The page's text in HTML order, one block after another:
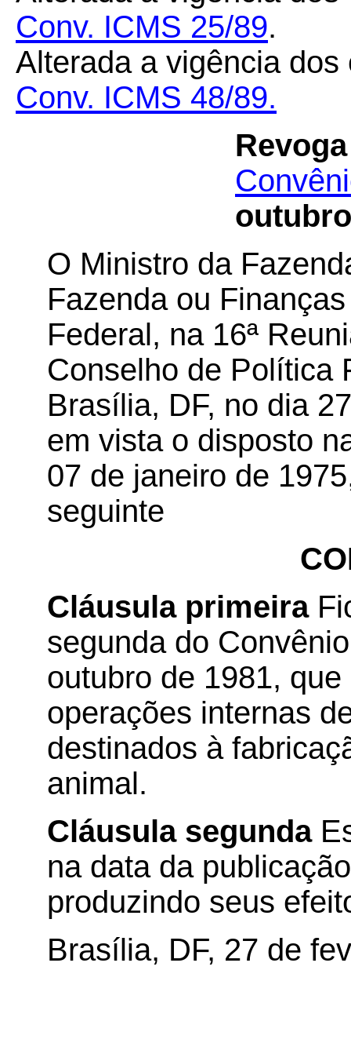
Conv. ICMS 25/89.
Alterada a vigência
Conv. ICMS 48/89.
O Ministro da
Fazenda ou
Federal, na 16ª
Conselho de Política
Brasília, DF, no dia
em vista o disposto
07 de janeiro de
seguinte
Cláusula primeira
segunda do
outubro de 1981,
operações internas
destinados à
animal.
Cláusula segunda
na data da
produzindo seus
Brasília, DF, 27 de